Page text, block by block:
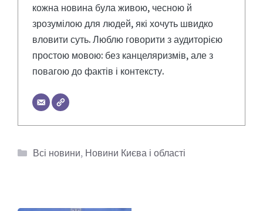
кожна новина була живою, чесною й
зрозумілою для людей, які хочуть швидко
вловити суть. Люблю говорити з аудиторією
простою мовою: без канцеляризмів, але з
повагою до фактів і контексту.
Категорії
Всі новини, Новини Києва і області